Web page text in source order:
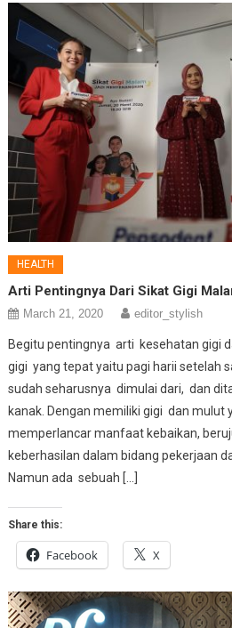
HEALTH
Arti Pentingnya Dari Sikat Gigi
March 21, 2020 editor_stylish
Begitu pentingnya arti kesehatan gigi
gigi yang tepat yaitu pagi harii setelah
sudah seharusnya dimulai dari, dan
kanak. Dengan memiliki gigi dan mulut
memperlancar manfaat kebaikan,
keberhasilan dalam bidang pekerjaan
Namun ada sebuah […]
Share this:
Facebook X